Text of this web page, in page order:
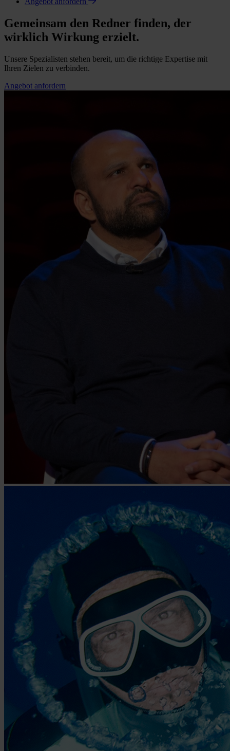
Gemeinsam den Redner finden, der
wirklich Wirkung erzielt.
Unsere Spezialisten stehen bereit, um die richtige Expertise mit
Ihren Zielen zu verbinden.
Angebot anfordern